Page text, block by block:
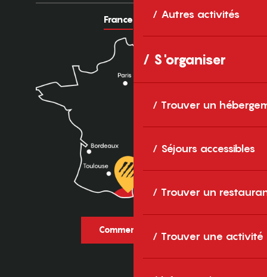
Autres activités
S'organiser
Trouver un
Séjours accessibles
Trouver un
Trouver une activité
France Europe
Comment venir ?